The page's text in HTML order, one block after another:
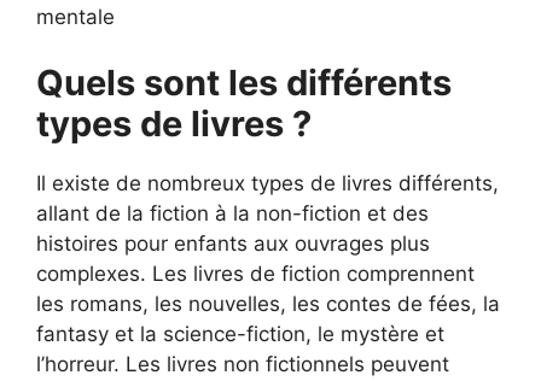
mentale
Quels sont les différents
types de livres ?
Il existe de nombreux types de livres différents,
allant de la fiction à la non-fiction et des
histoires pour enfants aux ouvrages plus
complexes. Les livres de fiction comprennent
les romans, les nouvelles, les contes de fées, la
fantasy et la science-fiction, le mystère et
l’horreur. Les livres non fictionnels peuvent